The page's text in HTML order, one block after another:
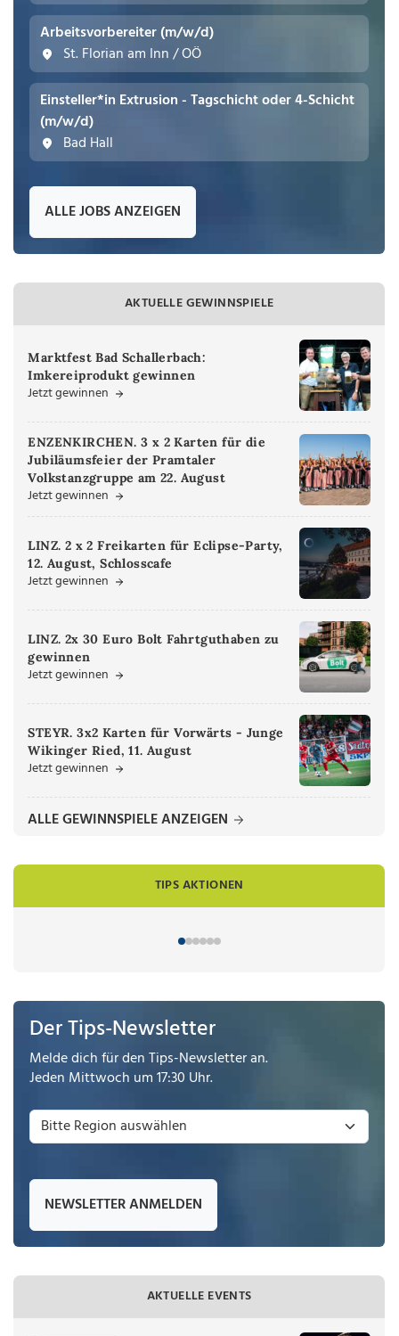
Arbeitsvorbereiter (m/w/d)
St. Florian am Inn / OÖ
Einsteller*in Extrusion - Tagschicht oder 4-Schicht
(m/w/d)
Bad Hall
ALLE JOBS ANZEIGEN
AKTUELLE GEWINNSPIELE
Marktfest Bad Schallerbach:
Imkereiprodukt gewinnen
Jetzt gewinnen
ENZENKIRCHEN. 3 x 2 Karten für die
Jubiläumsfeier der Pramtaler
Volkstanzgruppe am 22. August
Jetzt gewinnen
LINZ. 2 x 2 Freikarten für Eclipse-Party,
12. August, Schlosscafe
Jetzt gewinnen
LINZ. 2x 30 Euro Bolt Fahrtguthaben zu
gewinnen
Jetzt gewinnen
STEYR. 3x2 Karten für Vorwärts - Junge
Wikinger Ried, 11. August
Jetzt gewinnen
ALLE GEWINNSPIELE ANZEIGEN
TIPS AKTIONEN
Der Tips-Newsletter
Melde dich für den Tips-Newsletter an.
Jeden Mittwoch um 17:30 Uhr.
NEWSLETTER ANMELDEN
AKTUELLE EVENTS